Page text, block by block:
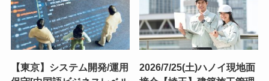
【東京】システム開発/運用
2026/7/25(土)ハノイ現地面